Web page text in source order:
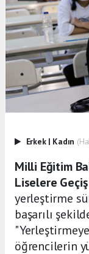
Erkek | Kadın
Milli Eğitim
Liselere
yerleştirme
başarılı
öğrencilerin